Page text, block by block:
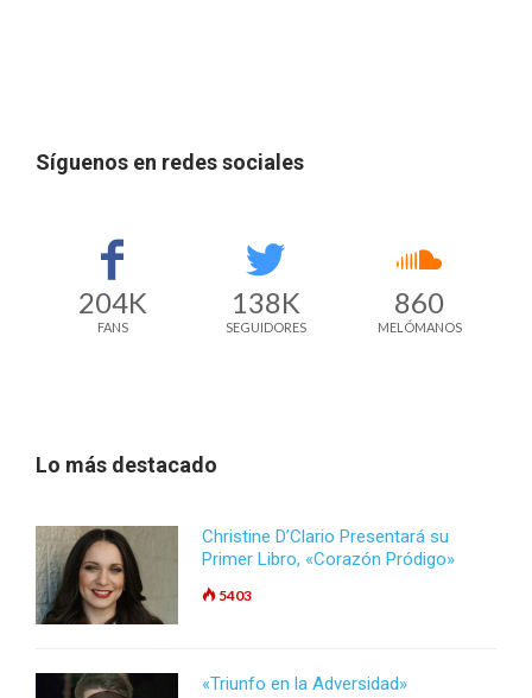
Síguenos en redes sociales
204K
FANS
138K
SEGUIDORES
860
MELÓMANOS
Lo más destacado
Christine D’Clario Presentará su
Primer Libro, «Corazón Pródigo»
5403
«Triunfo en la Adversidad»